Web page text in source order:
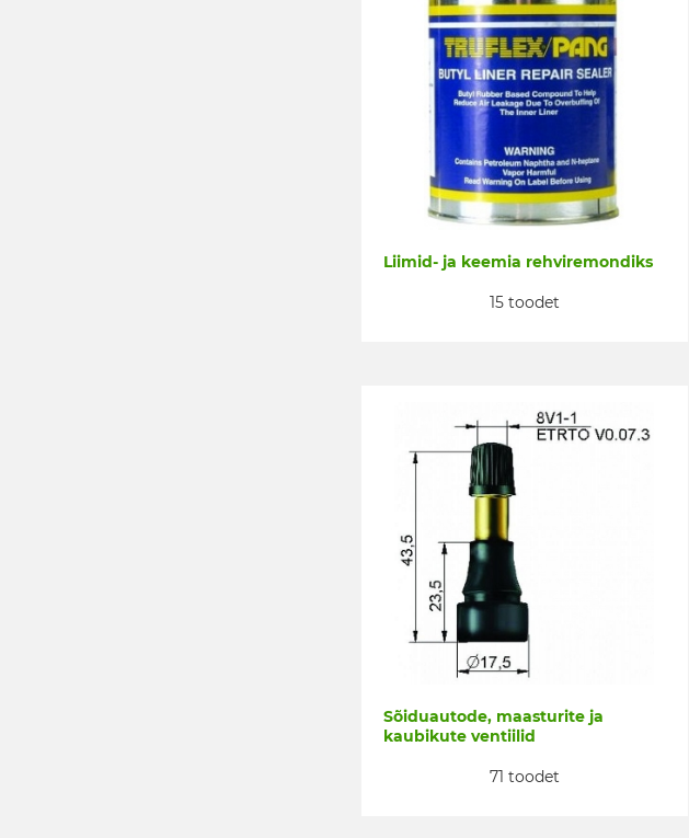
Liimid- ja keemia rehviremondiks
15 toodet
Sõiduautode, maasturite ja
kaubikute ventiilid
71 toodet